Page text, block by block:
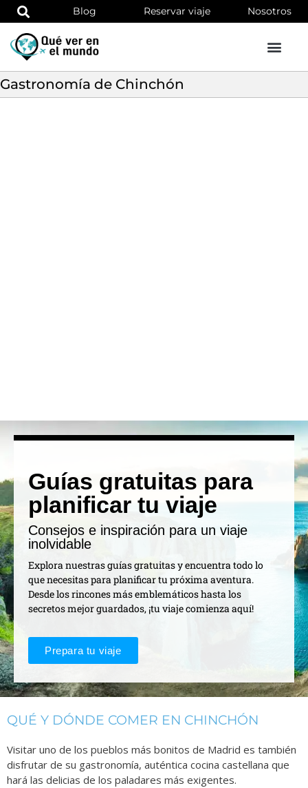
Blog Reservar viaje Nosotros
Gastronomía de Chinchón
Guías gratuitas para
planificar tu viaje
Consejos e inspiración para un viaje
inolvidable
Explora nuestras guías gratuitas y encuentra todo lo
que necesitas para planificar tu próxima aventura.
Desde los rincones más emblemáticos hasta los
secretos mejor guardados, ¡tu viaje comienza aquí!
Prepara tu viaje
QUÉ Y DÓNDE COMER EN CHINCHÓN
Visitar uno de los pueblos más bonitos de Madrid es también
disfrutar de su gastronomía, auténtica cocina castellana que
hará las delicias de los paladares más exigentes.